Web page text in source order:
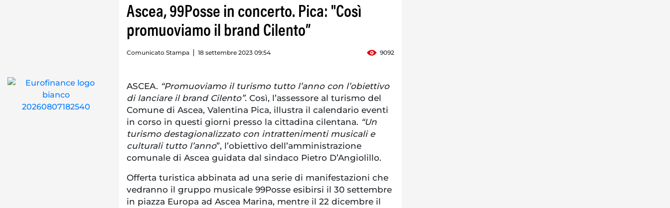
Ascea, 99Posse in concerto. Pica: "Così
promuoviamo il brand Cilento”
Comunicato Stampa 18 settembre 2023 09:54 9092
ASCEA. “Promuoviamo il turismo tutto l’anno con l’obiettivo
di lanciare il brand Cilento”. Così, l’assessore al turismo del
Comune di Ascea, Valentina Pica, illustra il calendario eventi
in corso in questi giorni presso la cittadina cilentana. “Un
turismo destagionalizzato con intrattenimenti musicali e
culturali tutto l’anno”, l’obiettivo dell’amministrazione
comunale di Ascea guidata dal sindaco Pietro D’Angiolillo.
Offerta turistica abbinata ad una serie di manifestazioni che
vedranno il gruppo musicale 99Posse esibirsi il 30 settembre
in piazza Europa ad Ascea Marina, mentre il 22 dicembre il